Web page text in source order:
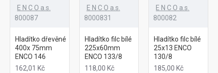
E N C O a.s.
800087
Hladítko dřevěné
400x 75mm
ENCO 146
162,01 Kč
E N C O a.s.
8000831
Hladítko filc bílé
225x60mm
ENCO 133/8
118,00 Kč
E N C O a.s.
800082
Hladítko filc bílé
25x13 ENCO
130/8
185,00 Kč